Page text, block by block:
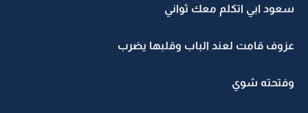
سعود ابي اتكلم معك ثواني
عزوف قامت لعند الباب وقلبها يضرب
وفتحته شوي